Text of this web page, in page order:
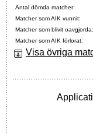
Antal dömda matcher:
Matcher som AIK vunnit:
Matcher som blivit oavgjorda:
Matcher som AIK förlorat:
Visa övriga